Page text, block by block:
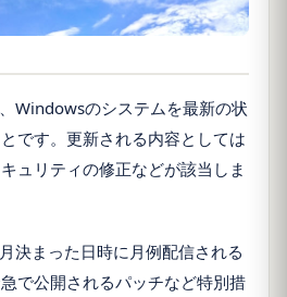
Windowsのシステムを最新の状
です。更新される内容としては
ュリティの修正などが該当しま
決まった日時に月例配信される
で公開されるパッチなど特別措